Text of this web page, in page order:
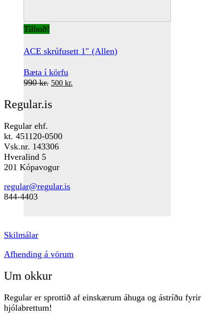
Tilboð!
ACE skrúfusett 1″ (Allen)
Bæta í körfu
990kr. Original
was:
500 kr.
Regular.is
Regular ehf.
kt. 451120-0500
Vsk.nr. 143306
Hveralind 5
201 Kópavogur
regular@regular.is
844-4403
Skilmálar
Afhending á vörum
Um okkur
Regular er sprottið af einskærum áhuga og ástríðu fyrir
hjólabrettum!